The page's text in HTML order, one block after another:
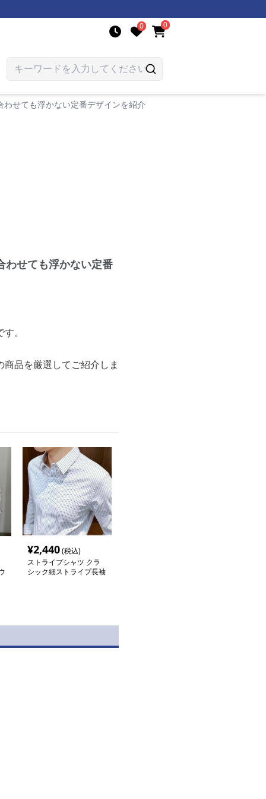
0 0
せても浮かない定番デザインを紹介
わせても浮かない定番
。
品を厳選してご紹介しま
¥2,440(税込)
ストライプシャツ クラ
シック細ストライプ長袖